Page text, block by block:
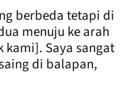
berbeda tetapi di
menuju ke arah
Saya sangat
di balapan,